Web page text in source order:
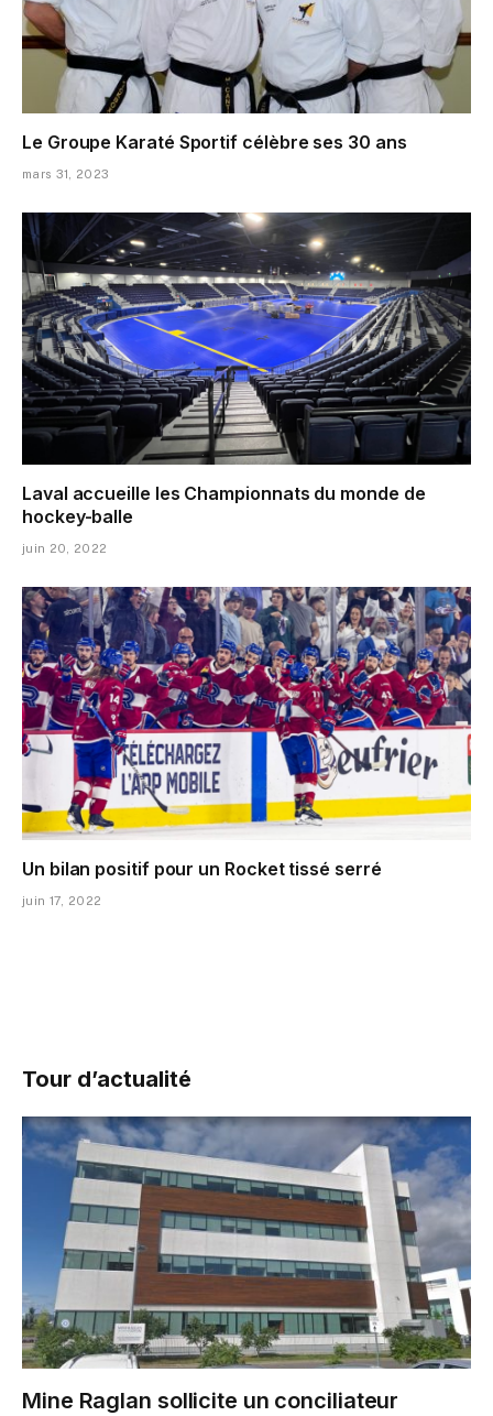
Le Groupe Karaté Sportif célèbre ses 30 ans
mars 31, 2023
Laval accueille les Championnats du monde de
hockey-balle
juin 20, 2022
Un bilan positif pour un Rocket tissé serré
juin 17, 2022
Tour d’actualité
Mine Raglan sollicite un conciliateur